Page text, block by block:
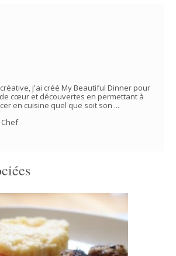
j'ai créé My Beautiful Dinner pour
cœur et découvertes en permettant à
en cuisine quel que soit son ...